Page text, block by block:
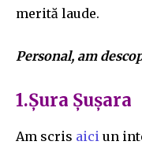
merită laude.
Personal, am
1.Șura Șușara
Am scris aici un